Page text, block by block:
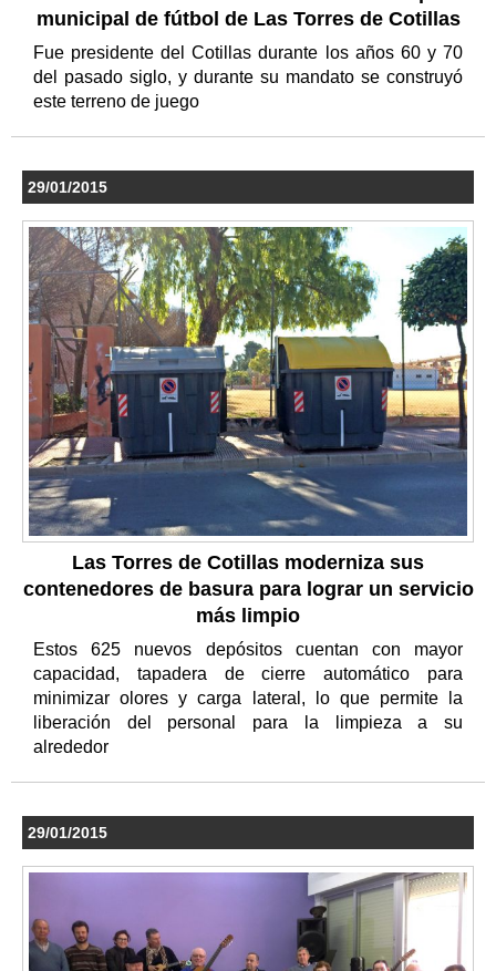
municipal de fútbol de Las Torres de Cotillas
Fue presidente del Cotillas durante los años 60 y 70
del pasado siglo, y durante su mandato se construyó
este terreno de juego
29/01/2015
Las Torres de Cotillas moderniza sus
contenedores de basura para lograr un servicio
más limpio
Estos 625 nuevos depósitos cuentan con mayor
capacidad, tapadera de cierre automático para
minimizar olores y carga lateral, lo que permite la
liberación del personal para la limpieza a su
alrededor
29/01/2015